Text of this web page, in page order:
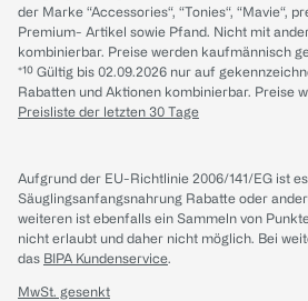
der Marke “Accessories“, “Tonies“, “Mavie“,
Premium- Artikel sowie Pfand. Nicht mit
kombinierbar. Preise werden kaufmännisch
*¹⁰ Gültig bis 02.09.2026 nur auf
Rabatten und Aktionen kombinierbar. Preise
Preisliste der letzten 30 Tage
Aufgrund der EU-Richtlinie 2006/141/EG ist
Säuglingsanfangsnahrung Rabatte oder
weiteren ist ebenfalls ein Sammeln von
nicht erlaubt und daher nicht möglich. Bei
das BIPA Kundenservice.
MwSt. gesenkt